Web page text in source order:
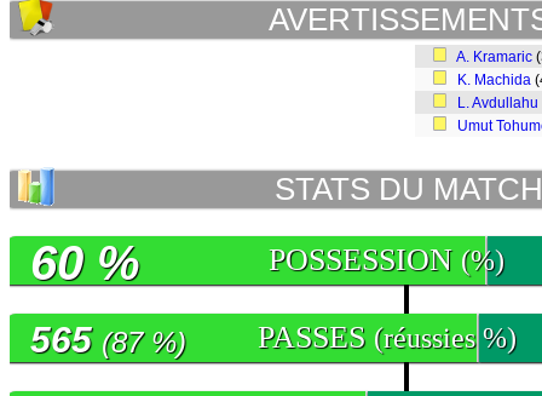
A. Kramaric
K. Machida
L. Avdullahu
Umut
STATS DU MATCH
POSSESSION (%)
60 %
PASSES (réussies %)
565 (87 %)